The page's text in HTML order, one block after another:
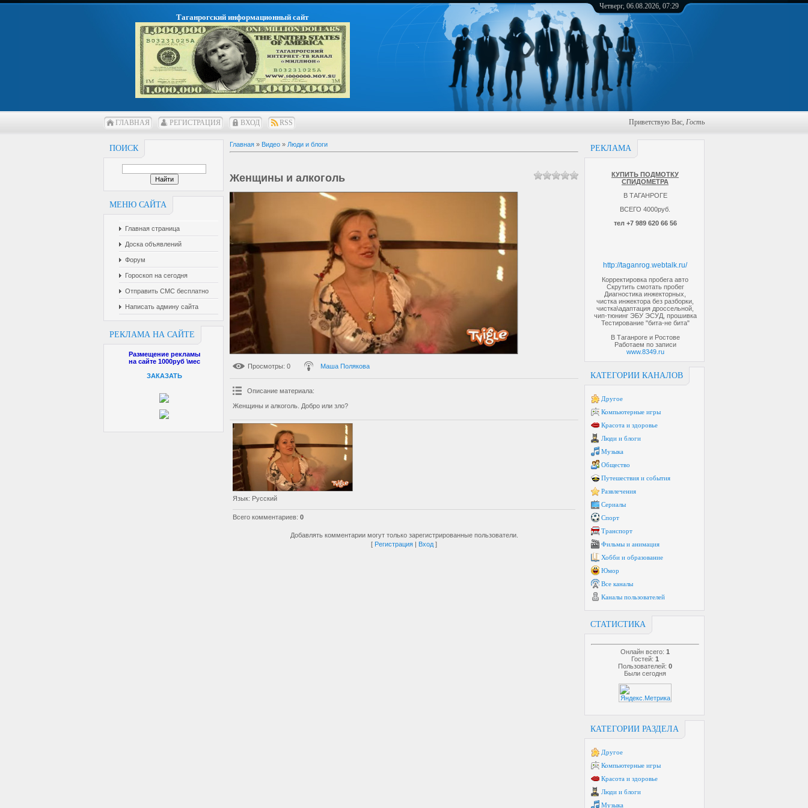
Таганрогский информационный сайт
Четверг, 06.08.2026, 07:29
ГЛАВНАЯ РЕГИСТРАЦИЯ ВХОД RSS Приветствую Вас, Гость
ПОИСК
МЕНЮ САЙТА
Главная страница
Доска объявлений
Форум
Гороскоп на сегодня
Отправить СМС бесплатно
Написать админу сайта
РЕКЛАМА НА САЙТЕ
Размещение рекламы
на сайте 1000руб \мес
ЗАКАЗАТЬ
РЕКЛАМА
КУПИТЬ ПОДМОТКУ
СПИДОМЕТРА
В ТАГАНРОГЕ
ВСЕГО 4000руб.
тел +7 989 620 66 56
http://taganrog.webtalk.ru/
Корректировка пробега авто
Скрутить смотать пробег
Диагностика инжекторных,
чистка инжектора без разборки,
чистка\адаптация дроссельной,
чип-тюнинг ЭБУ ЭСУД, прошивка
Тестирование "бита-не бита"
В Таганроге и Ростове
Работаем по записи
www.8349.ru
КАТЕГОРИИ КАНАЛОВ
Другое
Компьютерные игры
Красота и здоровье
Люди и блоги
Музыка
Общество
Путешествия и события
Развлечения
Сериалы
Спорт
Транспорт
Фильмы и анимация
Хобби и образование
Юмор
Все каналы
Каналы пользователей
СТАТИСТИКА
Онлайн всего: 1
Гостей: 1
Пользователей: 0
Были сегодня
КАТЕГОРИИ РАЗДЕЛА
Другое
Компьютерные игры
Красота и здоровье
Люди и блоги
Музыка
Главная » Видео » Люди и блоги
Женщины и алкоголь
Просмотры: 0 Маша Полякова
Описание материала:
Женщины и алкоголь. Добро или зло?
Язык: Русский
Всего комментариев: 0
Добавлять комментарии могут только зарегистрированные пользователи.
[ Регистрация | Вход ]